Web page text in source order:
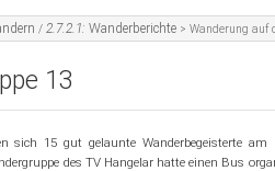
und Jacky
Krämer
Krabbelturnen
Vormittag
Mitgliedschaft
Historie
Ehrenmitglieder
Sitemap
Bildergalerien
/ 2.7.2.1: Wanderberichte > Wanderung auf
13
sich 15 gut gelaunte Wanderbegeisterte am
des TV Hangelar hatte einen Bus